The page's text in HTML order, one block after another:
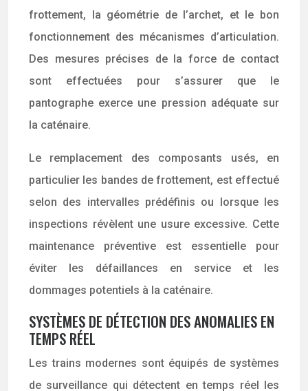
frottement, la géométrie de l’archet, et le bon
fonctionnement des mécanismes d’articulation.
Des mesures précises de la force de contact
sont effectuées pour s’assurer que le
pantographe exerce une pression adéquate sur
la caténaire.
Le remplacement des composants usés, en
particulier les bandes de frottement, est effectué
selon des intervalles prédéfinis ou lorsque les
inspections révèlent une usure excessive. Cette
maintenance préventive est essentielle pour
éviter les défaillances en service et les
dommages potentiels à la caténaire.
SYSTÈMES DE DÉTECTION DES ANOMALIES EN
TEMPS RÉEL
Les trains modernes sont équipés de systèmes
de surveillance qui détectent en temps réel les